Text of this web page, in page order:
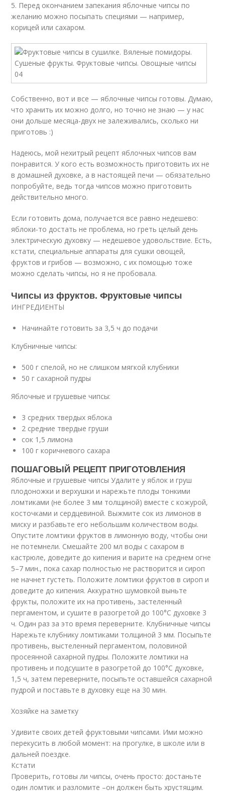
5. Перед окончанием запекания яблочные чипсы по
желанию можно посыпать специями — например,
корицей или сахаром.
Собственно, вот и все — яблочные чипсы готовы. Думаю,
что хранить их можно долго, но точно не знаю — у нас
они дольше месяца-двух не залеживались, сколько ни
приготовь :)
Надеюсь, мой нехитрый рецепт яблочных чипсов вам
понравится. У кого есть возможность приготовить их не
в домашней духовке, а в настоящей печи — обязательно
попробуйте, ведь тогда чипсов можно приготовить
действительно много.
Если готовить дома, получается все равно недешево:
яблоки-то достать не проблема, но греть целый день
электрическую духовку — недешевое удовольствие. Есть,
кстати, специальные аппараты для сушки овощей,
фруктов и грибов — возможно, с их помощью тоже
можно сделать чипсы, но я не пробовала.
Чипсы из фруктов. Фруктовые чипсы
ИНГРЕДИЕНТЫ
Начинайте готовить за 3,5 ч до подачи
Клубничные чипсы:
500 г спелой, но не слишком мягкой клубники
50 г сахарной пудры
Яблочные и грушевые чипсы:
3 средних твердых яблока
2 средние твердые груши
сок 1,5 лимона
100 г коричневого сахара
ПОШАГОВЫЙ РЕЦЕПТ ПРИГОТОВЛЕНИЯ
Яблочные и грушевые чипсы Удалите у яблок и груш
плодоножки и верхушки и нарежьте плоды тонкими
ломтиками (не более 3 мм толщиной) вместе с кожурой,
косточками и сердцевиной. Выжмите сок из лимонов в
миску и разбавьте его небольшим количеством воды.
Опустите ломтики фруктов в лимонную воду, чтобы они
не потемнели. Смешайте 200 мл воды с сахаром в
кастрюле, доведите до кипения и варите на среднем огне
5–7 мин., пока сахар полностью не растворится и сироп
не начнет густеть. Положите ломтики фруктов в сироп и
доведите до кипения. Аккуратно шумовкой выньте
фрукты, положите их на противень, застеленный
пергаментом, и сушите в разогретой до 100°С духовке 3
ч. Один раз за это время переверните. Клубничные чипсы
Нарежьте клубнику ломтиками толщиной 3 мм. Посыпьте
противень, выстеленный пергаментом, половиной
просеянной сахарной пудры. Положите ломтики на
противень и подсушите в разогретой до 100°С духовке,
1,5 ч, затем переверните, посыпьте оставшейся сахарной
пудрой и поставьте в духовку еще на 30 мин.
Хозяйке на заметку
Удивите своих детей фруктовыми чипсами. Ими можно
перекусить в любой момент: на прогулке, в школе или в
дальней поездке.
Кстати
Проверить, готовы ли чипсы, очень просто: достаньте
один ломтик и разломите –он должен быть хрустящим.